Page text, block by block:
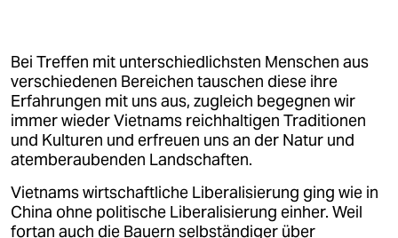
Delta(ca 2,5 Stunden.)
Bootsfahrt im Mekong-Delta durch Kanäle und
Kokosgärten und zurück nach Ben Tre
Mittagessen in Ben Tre
am NachmittagRückfahrt mit dem Kleinbus
nach Ho Chi Minh City
dort Freizeit, Abendessen individuell
Bei Treffen mit unterschiedlichsten Menschen aus
verschiedenen Bereichen tauschen diese ihre
Erfahrungen mit uns aus, zugleich begegnen wir
immer wieder Vietnams reichhaltigen Traditionen
und Kulturen und erfreuen uns an der Natur und
atemberaubenden Landschaften.
Vietnams wirtschaftliche Liberalisierung ging wie in
China ohne politische Liberalisierung einher. Weil
fortan auch die Bauern selbständiger über